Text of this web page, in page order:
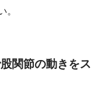
。
関節の動きをス